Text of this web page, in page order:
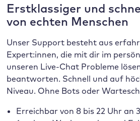
Erstklassiger und
von echten Menschen
Unser Support besteht aus
Expert:innen, die mit dir im
unseren Live-Chat Probleme
beantworten. Schnell und auf
Niveau. Ohne Bots oder
Erreichbar von 8 bis 22 Uhr an